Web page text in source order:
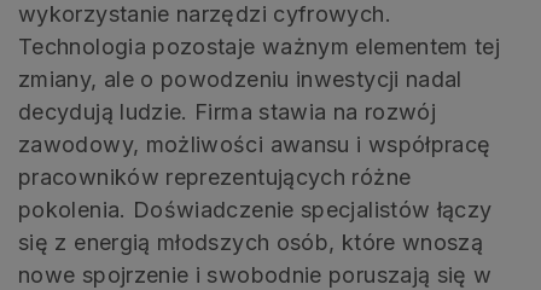
wykorzystanie narzędzi cyfrowych.
Technologia pozostaje ważnym elementem tej
zmiany, ale o powodzeniu inwestycji nadal
decydują ludzie. Firma stawia na rozwój
zawodowy, możliwości awansu i współpracę
pracowników reprezentujących różne
pokolenia. Doświadczenie specjalistów łączy
się z energią młodszych osób, które wnoszą
nowe spojrzenie i swobodnie poruszają się w